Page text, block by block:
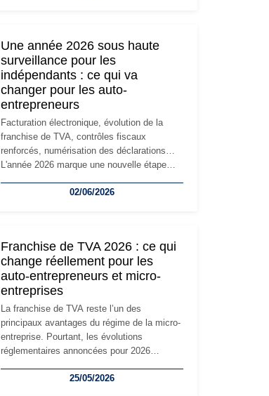
siège social répond souvent à une nouvelle
étape de la vie de l'entreprise et implique
plusieurs formalités obligatoires.
Une année 2026 sous haute
surveillance pour les
indépendants : ce qui va
changer pour les auto-
entrepreneurs
Facturation électronique, évolution de la
franchise de TVA, contrôles fiscaux
renforcés, numérisation des déclarations…
L'année 2026 marque une nouvelle étape
travailleurs indépendants. Si le régime de la
réglementaire plus exigeant. Décryptage des
principaux changements et des précautions
à prendre pour éviter les mauvaises
surprises.
02/06/2026
Franchise de TVA 2026 : ce qui
change réellement pour les
auto-entrepreneurs et micro-
entreprises
La franchise de TVA reste l’un des
principaux avantages du régime de la micro-
entreprise. Pourtant, les évolutions
réglementaires annoncées pour 2026
les auto-entrepreneurs, artisans et
25/05/2026